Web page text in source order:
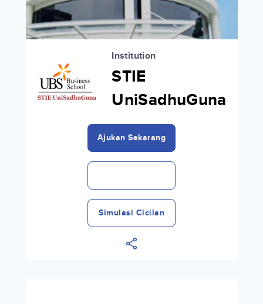
Institution
STIE
UniSadhuGuna
Ajukan Sekarang
Simulasi Cicilan